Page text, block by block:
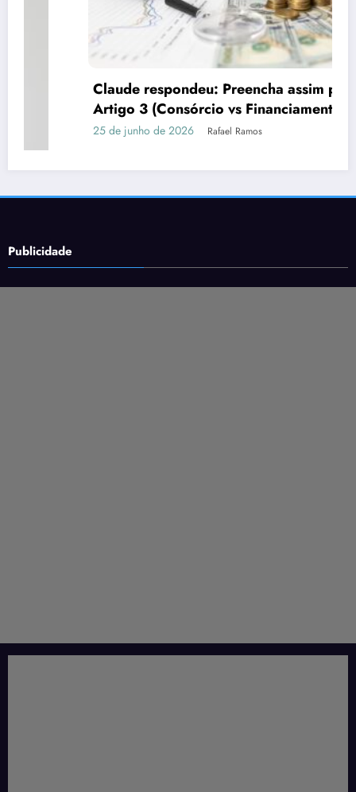
Claude respondeu: Preencha assim para o
Artigo 3 (Consórcio vs Financiamento)
25 de junho de 2026 Rafael Ramos
Publicidade